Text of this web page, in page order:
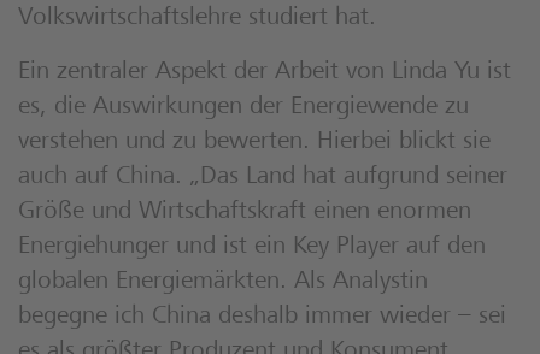
Volkswirtschaftslehre studiert hat.
Ein zentraler Aspekt der Arbeit von Linda Yu ist
es, die Auswirkungen der Energiewende zu
verstehen und zu bewerten. Hierbei blickt sie
auch auf China. „Das Land hat aufgrund seiner
Größe und Wirtschaftskraft einen enormen
Energiehunger und ist ein Key Player auf den
globalen Energiemärkten. Als Analystin
begegne ich China deshalb immer wieder – sei